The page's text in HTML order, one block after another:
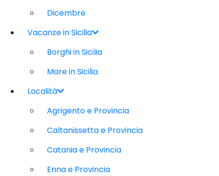
Dicembre
Vacanze in Sicilia
Borghi in Sicilia
Mare in Sicilia
Località
Agrigento e Provincia
Caltanissetta e Provincia
Catania e Provincia
Enna e Provincia